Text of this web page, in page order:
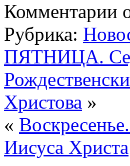
Комментарии
).
Рубрика:
ПЯТНИЦА.
Христова »
«
Иисуса Христа